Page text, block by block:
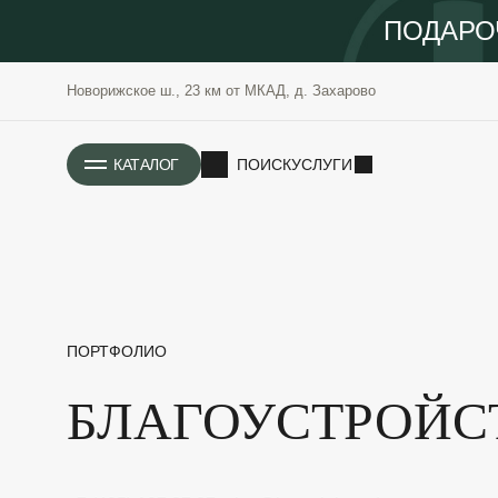
Новорижское ш., 23 км от МКАД, д. Захарово
КАТАЛОГ ПОИСКУСЛУГИ
ПОРТФОЛИО
РАСТЕНИЯ
ОЗЕЛЕНЕНИЕ
ИСТОРИЯ